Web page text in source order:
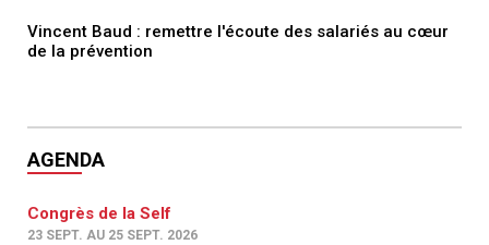
Vincent Baud : remettre l'écoute des salariés au cœur
de la prévention
AGENDA
Congrès de la Self
23 SEPT. AU 25 SEPT. 2026